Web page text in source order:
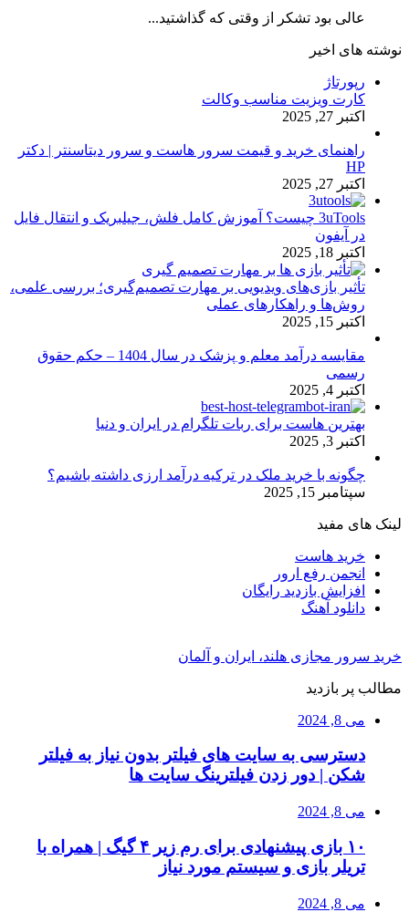
عالی بود تشکر از وقتی که گذاشتید...
نوشته های اخیر
رپورتاژ
کارت ویزیت مناسب وکالت
اکتبر 27, 2025
راهنمای خرید و قیمت سرور هاست و سرور دیتاسنتر | دکتر
HP
اکتبر 27, 2025
3uTools چیست؟ آموزش کامل فلش، جیلبریک و انتقال فایل
در آیفون
اکتبر 18, 2025
تأثیر بازی‌های ویدیویی بر مهارت تصمیم‌گیری؛ بررسی علمی،
روش‌ها و راهکارهای عملی
اکتبر 15, 2025
مقایسه درآمد معلم و پزشک در سال 1404 – حکم حقوق
رسمی
اکتبر 4, 2025
بهترین هاست برای ربات تلگرام در ایران و دنیا
اکتبر 3, 2025
چگونه با خرید ملک در ترکیه درآمد ارزی داشته باشیم؟
سپتامبر 15, 2025
لینک های مفید
خرید هاست
انجمن رفع ارور
افزایش بازدید رایگان
دانلود آهنگ
خرید سرور مجازی هلند، ایران و آلمان
مطالب پر بازدید
می 8, 2024
دسترسی به سایت های فیلتر بدون نیاز به فیلتر
شکن | دور زدن فیلترینگ سایت ها
می 8, 2024
۱۰ بازی پیشنهادی برای رم زیر ۴ گیگ | همراه با
تریلر بازی و سیستم مورد نیاز
می 8, 2024